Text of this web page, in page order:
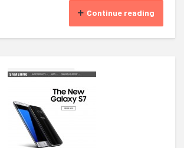
Continue reading